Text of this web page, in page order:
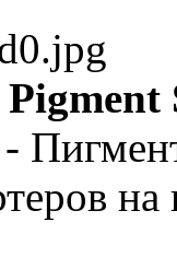
-